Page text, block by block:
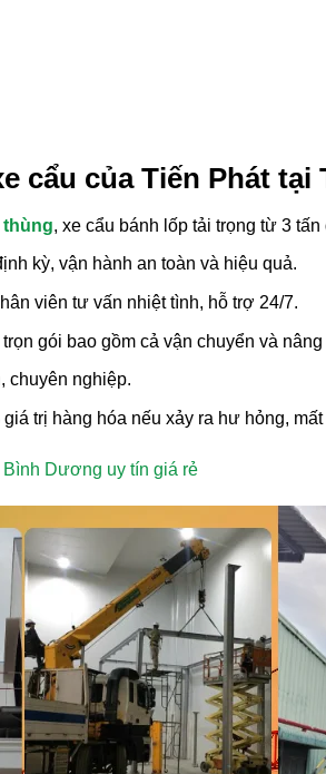
cẩu của Tiến Phát tại
thùng, xe cẩu bánh lốp tải trọng từ 3
kỳ, vận hành an toàn và hiệu quả.
viên tư vấn nhiệt tình, hỗ trợ 24/7.
gói bao gồm cả vận chuyển và nâng
chuyên nghiệp.
trị hàng hóa nếu xảy ra hư hỏng,
Dương uy tín giá rẻ